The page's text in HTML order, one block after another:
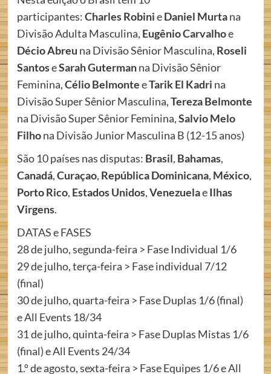
participantes:Charles RobinieDaniel Murtana
Divisão Adulta Masculina, Eugênio Carvalhoe
Décio Abreu na Divisão Sênior Masculina, Roseli
SantoseSarah Gutermanna Divisão Sênior
Feminina,Célio BelmonteeTarik El Kadri na
Divisão Super Sênior Masculina,Tereza Belmonte
na Divisão Super Sênior Feminina,Salvio Melo
Filhona Divisão Junior Masculina B (12-15 anos)
São 10 países nas disputas: Brasil, Bahamas,
Canadá,Curaçao, República Dominicana, México,
Porto Rico, Estados Unidos,VenezuelaeIlhas
Virgens.
DATAS e FASES
28 de julho, segunda-feira > Fase Individual 1/6
29 de julho, terça-feira > Fase individual 7/12
(final)
30 de julho, quarta-feira > Fase Duplas 1/6 (final)
e All Events 18/34
31 de julho, quinta-feira > Fase Duplas Mistas 1/6
(final) e All Events 24/34
1.º de agosto, sexta-feira > Fase Equipes 1/6 e All